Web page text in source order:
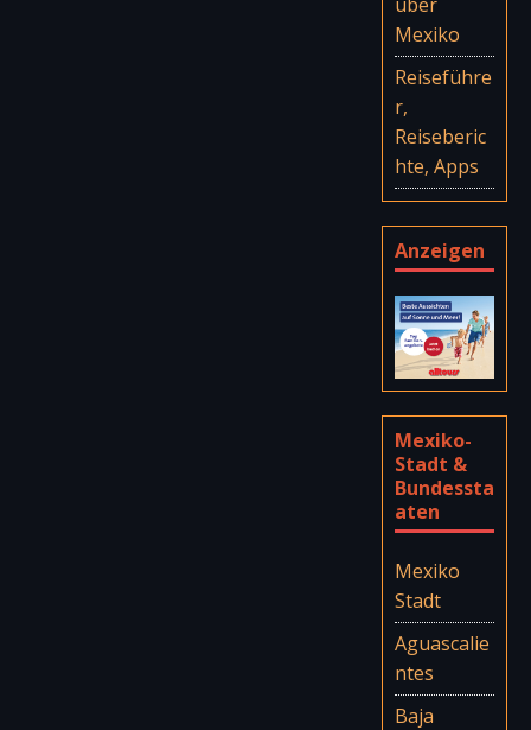
Mexiko
Reiseführe
r,
Reiseberic
hte, Apps
Anzeigen
Mexiko-
Stadt &
Bundessta
aten
Mexiko
Stadt
Aguascalie
ntes
Baja